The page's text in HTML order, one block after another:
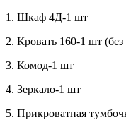
1. Шкаф 4Д-1 шт
2. Кровать 160-1 шт
3. Комод-1 шт
4. Зеркало-1 шт
5. Прикроватная